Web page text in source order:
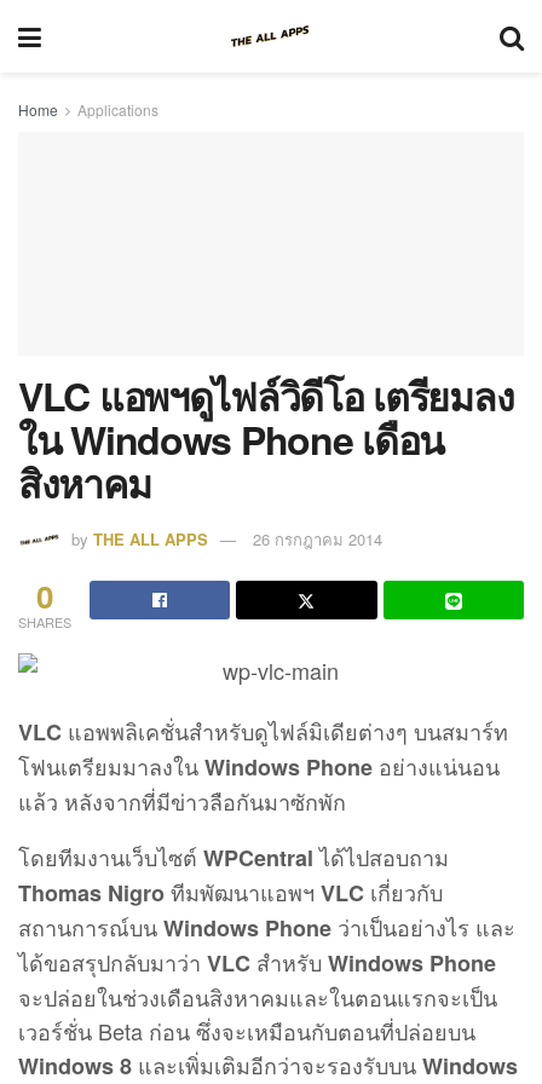
Home Applications
VLC แอพฯดูไฟล์วิดีโอ เตรียมลง
ใน Windows Phone เดือน
สิงหาคม
by THE ALL APPS 26 กรกฎาคม 2014
0
SHARES
VLC แอพพลิเคชั่นสำหรับดูไฟล์มิเดียต่างๆ บนสมาร์ท
โฟนเตรียมมาลงในWindows Phone อย่างแน่นอน
แล้ว หลังจากที่มีข่าวลือกันมาซักพัก
โดยทีมงานเว็บไซต์ WPCentralได้ไปสอบถาม
Thomas Nigroทีมพัฒนาแอพฯ VLC เกี่ยวกับ
สถานการณ์บนWindows Phone ว่าเป็นอย่างไร และ
ได้ขอสรุปกลับมาว่า VLC สำหรับ Windows Phone
จะปล่อยในช่วงเดือนสิงหาคมและในตอนแรกจะเป็น
เวอร์ชั่น Beta ก่อน ซึ่งจะเหมือนกับตอนที่ปล่อยบน
Windows 8 และเพิ่มเติมอีกว่าจะรองรับบนWindows